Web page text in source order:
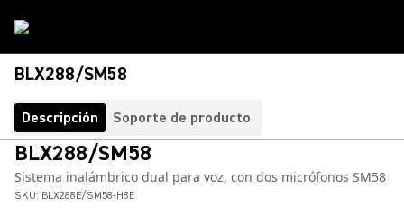
BLX288/SM58
Descripción Soporte de producto
BLX288/SM58
Sistema inalámbrico dual para voz, con dos micrófonos SM58
SKU: BLX288E/SM58-H8E